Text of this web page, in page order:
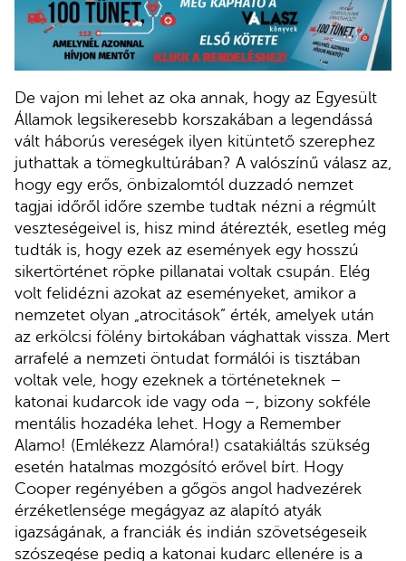
De vajon mi lehet az oka annak, hogy az Egyesült
Államok legsikeresebb korszakában a legendássá
vált háborús vereségek ilyen kitüntető szerephez
juthattak a tömegkultúrában? A valószínű válasz az,
hogy egy erős, önbizalomtól duzzadó nemzet
tagjai időről időre szembe tudtak nézni a régmúlt
veszteségeivel is, hisz mind átérezték, esetleg még
tudták is, hogy ezek az események egy hosszú
sikertörténet röpke pillanatai voltak csupán. Elég
volt felidézni azokat az eseményeket, amikor a
nemzetet olyan „atrocitások” érték, amelyek után
az erkölcsi fölény birtokában vághattak vissza. Mert
arrafelé a nemzeti öntudat formálói is tisztában
voltak vele, hogy ezeknek a történeteknek –
katonai kudarcok ide vagy oda –, bizony sokféle
mentális hozadéka lehet. Hogy a Remember
Alamo! (Emlékezz Alamóra!) csatakiáltás szükség
esetén hatalmas mozgósító erővel bírt. Hogy
Cooper regényében a gőgös angol hadvezérek
érzéketlensége megágyaz az alapító atyák
igazságának, a franciák és indián szövetségeseik
szószegése pedig a katonai kudarc ellenére is a